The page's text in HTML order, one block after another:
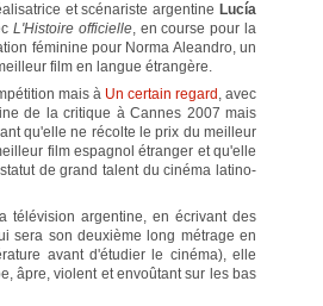
et scénariste argentine Lucía
L'Histoire officielle, en course pour la
féminine pour Norma Aleandro, un
film en langue étrangère.
mais à Un certain regard , avec
de la critique à Cannes 2007 mais
qu'elle ne récolte le prix du meilleur
film espagnol étranger et qu'elle
de grand talent du cinéma latino-
télévision argentine, en écrivant des
sera son deuxième long métrage en
avant d'étudier le cinéma), elle
âpre, violent et envoûtant sur les bas